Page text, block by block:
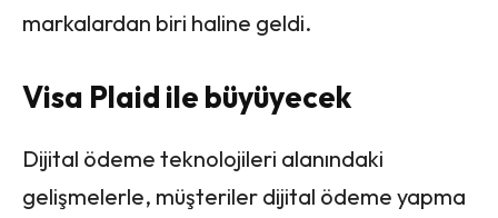
markalardan biri haline geldi.
Visa Plaid ile büyüyecek
Dijital ödeme teknolojileri alanındaki
gelişmelerle, müşteriler dijital ödeme yapma